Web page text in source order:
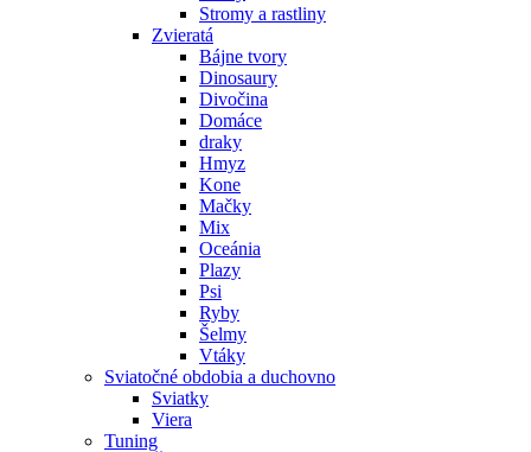
Stromy a rastliny
Zvieratá
Bájne tvory
Dinosaury
Divočina
Domáce
draky
Hmyz
Kone
Mačky
Mix
Oceánia
Plazy
Psi
Ryby
Šelmy
Vtáky
Sviatočné obdobia a duchovno
Sviatky
Viera
Tuning